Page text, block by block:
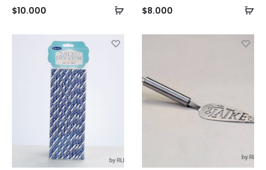
Añadir
$10.000
$8.000